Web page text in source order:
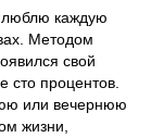
люблю каждую
Методом
свой
сто процентов.
или вечернюю
жизни,